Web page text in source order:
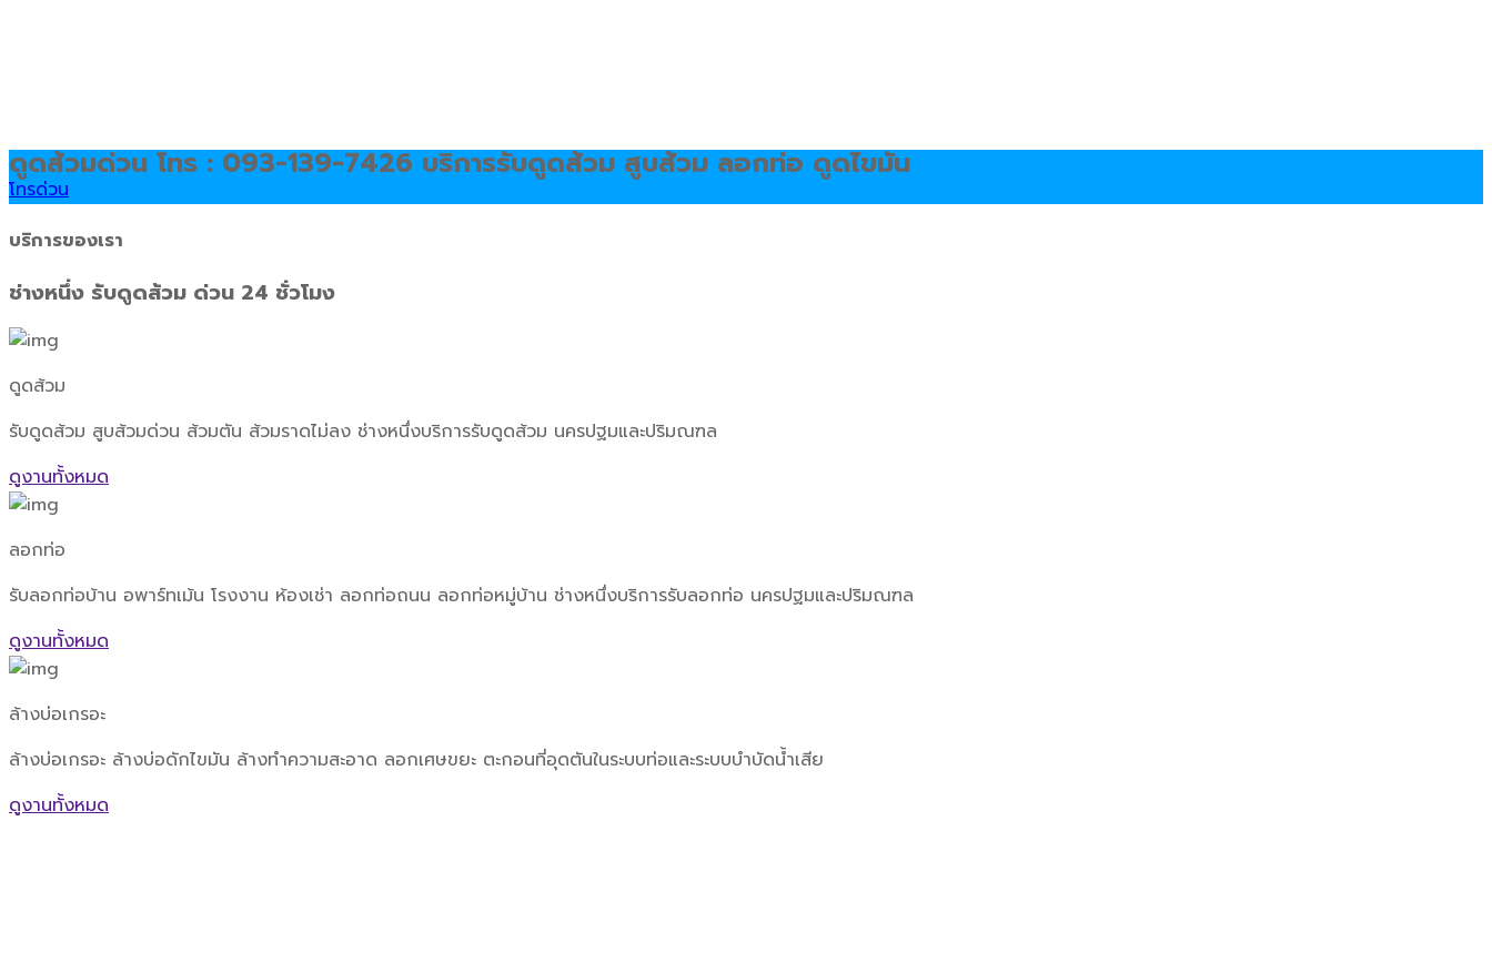
ดูดส้วมด่วน โทร : 093-139-7426 บริการรับดูดส้วม สูบส้วม ลอกท่อ ดูดไขมัน
โทรด่วน
บริการของเรา
ช่างหนึ่ง รับดูดส้วม ด่วน 24 ชั่วโมง
ดูดส้วม
รับดูดส้วม สูบส้วมด่วน ส้วมตัน ส้วมราดไม่ลง ช่างหนึ่งบริการรับดูดส้วม นครปฐมและปริมณฑล
ดูงานทั้งหมด
ลอกท่อ
รับลอกท่อบ้าน อพาร์ทเม้น โรงงาน ห้องเช่า ลอกท่อถนน ลอกท่อหมู่บ้าน ช่างหนึ่งบริการรับลอกท่อ นครปฐมและปริมณฑล
ดูงานทั้งหมด
ล้างบ่อเกรอะ
ล้างบ่อเกรอะ ล้างบ่อดักไขมัน ล้างทำความสะอาด ลอกเศษขยะ ตะกอนที่อุดตันในระบบท่อและระบบบำบัดน้ำเสีย
ดูงานทั้งหมด